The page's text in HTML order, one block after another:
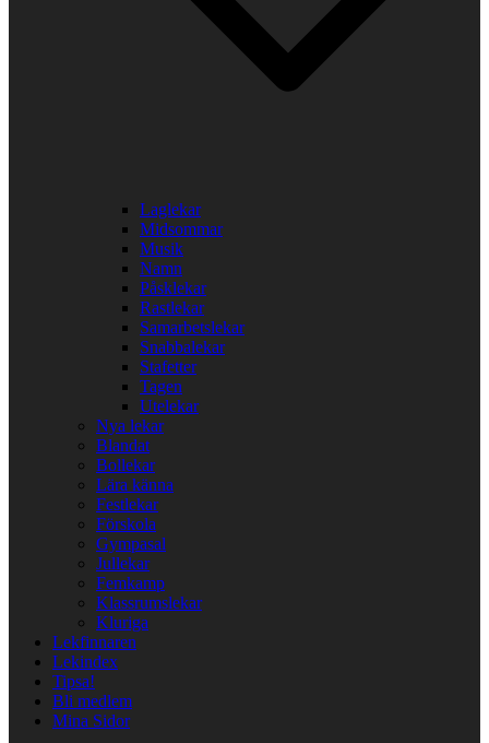
Laglekar
Midsommar
Musik
Namn
Påsklekar
Rastlekar
Samarbetslekar
Snabbalekar
Stafetter
Tagen
Utelekar
Nya lekar
Blandat
Bollekar
Lära känna
Festlekar
Förskola
Gympasal
Jullekar
Femkamp
Klassrumslekar
Kluriga
Lekfinnaren
Lekindex
Tipsa!
Bli medlem
Mina Sidor